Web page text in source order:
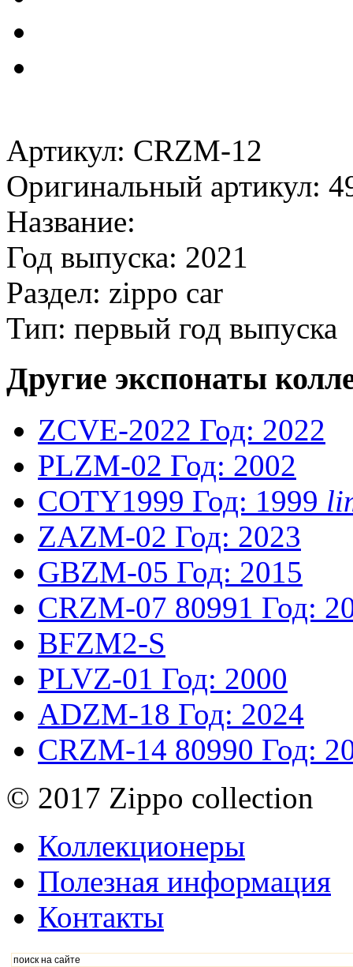
Артикул: CRZM-12
Оригинальный артикул:
Название:
Год выпуска: 2021
Раздел: zippo car
Тип: первый год выпуска
Другие экспонаты
ZCVE-2022 Год: 2022
PLZM-02 Год: 2002
COTY1999 Год: 1999
ZAZM-02 Год: 2023
GBZM-05 Год: 2015
CRZM-07 80991 Год:
BFZM2-S
PLVZ-01 Год: 2000
ADZM-18 Год: 2024
CRZM-14 80990 Год:
© 2017 Zippo collection
Коллекционеры
Полезная информация
Контакты